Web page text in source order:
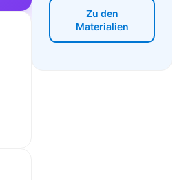
Zu den
Materialien